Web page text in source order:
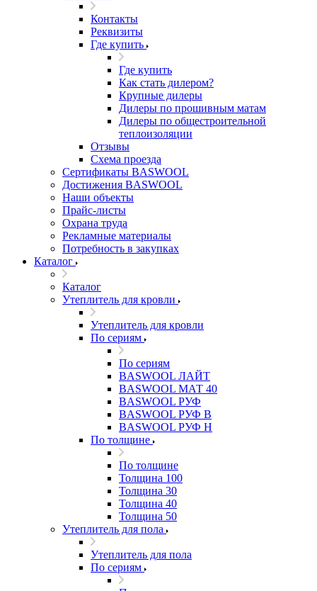
Контакты
Реквизиты
Где купить
Где купить
Как стать дилером?
Крупные дилеры
Дилеры по прошивным матам
Дилеры по общестроительной
теплоизоляции
Отзывы
Схема проезда
Сертификаты BASWOOL
Достижения BASWOOL
Наши объекты
Прайс-листы
Охрана труда
Рекламные материалы
Потребность в закупках
Каталог
Каталог
Утеплитель для кровли
Утеплитель для кровли
По сериям
По сериям
BASWOOL ЛАЙТ
BASWOOL МАТ 40
BASWOOL РУФ
BASWOOL РУФ В
BASWOOL РУФ Н
По толщине
По толщине
Толщина 100
Толщина 30
Толщина 40
Толщина 50
Утеплитель для пола
Утеплитель для пола
По сериям